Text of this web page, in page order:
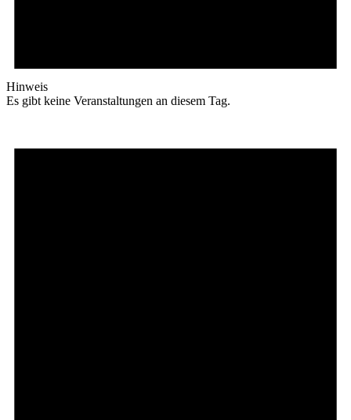
Hinweis
Es gibt keine Veranstaltungen an diesem Tag.